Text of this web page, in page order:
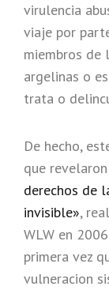
virulencia
viaje por
miembros de
argelinas o
trata o
De hecho,
que
derechos de
invisible»,
WLW en
primera vez
vulneracion